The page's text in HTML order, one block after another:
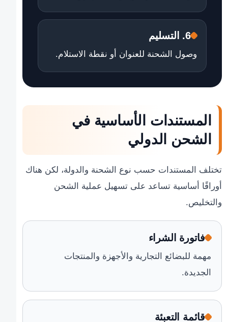
6. التسليم
وصول الشحنة للعنوان أو نقطة الاستلام.
المستندات الأساسية في
الشحن الدولي
تختلف المستندات حسب نوع الشحنة والدولة، لكن هناك
أوراقًا أساسية تساعد على تسهيل عملية الشحن
والتخليص.
فاتورة الشراء
مهمة للبضائع التجارية والأجهزة والمنتجات
الجديدة.
قائمة التعبئة